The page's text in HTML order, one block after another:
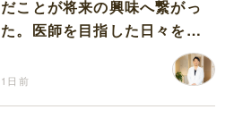
だことが将来の興味へ繋がっ
た。医師を目指した日々を振
1日前